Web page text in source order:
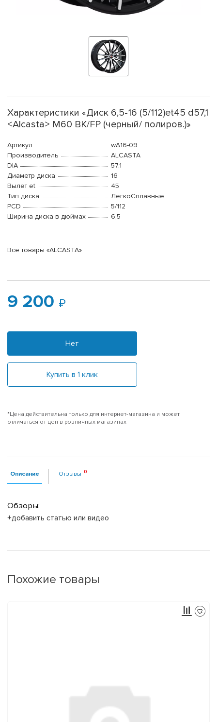
Характеристики «Диск 6,5-16 (5/112)et45 d57,1
<Alcasta> M60 BK/FP (черный/ полиров.)»
Артикул
wA16-09
Производитель
ALCASTA
DIA
57.1
Диаметр диска
16
Вылет et
45
Тип диска
ЛегкоСплавные
PCD
5/112
Ширина диска в дюймах
6,5
Все товары «ALCASTA»
9 200
Нет
Купить в 1 клик
*Цена действительна только для интернет-магазина и может
отличаться от цен в розничных магазинах
Описание Отзывы
Обзоры:
+добавить статью или видео
Похожие товары